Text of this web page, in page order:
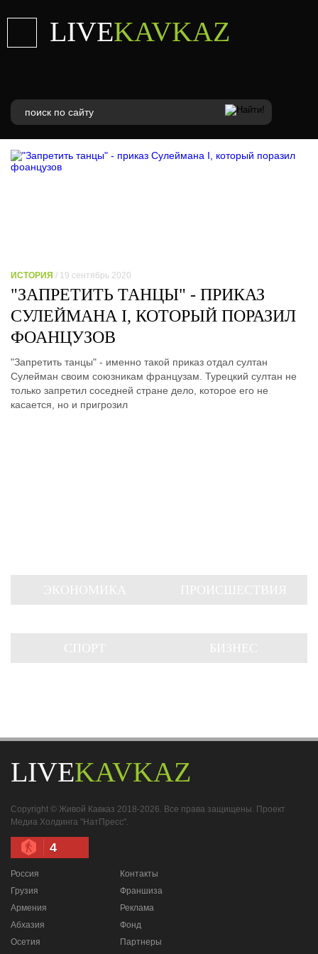
LIVEKAVKAZ
ИСТОРИЯ / 19 сентябрь 2020
"ЗАПРЕТИТЬ ТАНЦЫ" - ПРИКАЗ
СУЛЕЙМАНА I, КОТОРЫЙ ПОРАЗИЛ
ФОАНЦУЗОВ
"Запретить танцы" - именно такой приказ отдал султан
Сулейман своим союзникам французам. Турецкий султан не
только запретил соседней стране дело, которое его не
касается, но и пригрозил
LIVEKAVKAZ
Copyright © Живой Кавказ 2018-2026. Все права защищены. Проект
Медиа Холдинга "НатПресс".
4
Россия
Грузия
Армения
Абхазия
Осетия
Контакты
Франшиза
Реклама
Фонд
Партнеры